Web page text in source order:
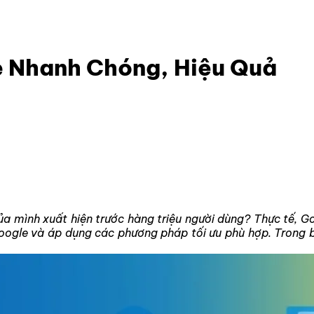
Chóng, Hiệu Quả
mình xuất hiện trước hàng triệu người dùng? Thực tế,
và áp dụng các phương pháp tối ưu phù hợp. Trong